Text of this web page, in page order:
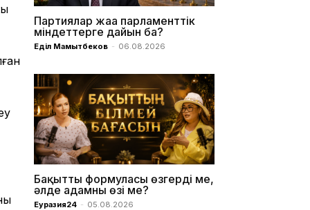
Партиялар жаңа парламенттік
міндеттерге дайын ба?
Еділ Мамытбеков - 06.08.2026
Бақыттың формуласы өзгерді ме,
әлде адамның өзі ме?
Еуразия24 - 05.08.2026